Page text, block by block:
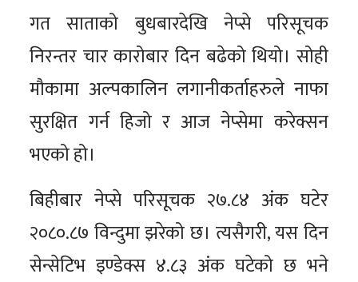
गत साताको बुधबारदेखि नेप्से परिसूचक
निरन्तर चार कारोबार दिन बढेको थियो। सोही
मौकामा अल्पकालिन लगानीकर्ताहरुले नाफा
सुरक्षित गर्न हिजो र आज नेप्सेमा करेक्सन
भएको हो।
बिहीबार नेप्से परिसूचक २७.८४ अंक घटेर
२०८०.८७ विन्दुमा झरेको छ। त्यसैगरी, यस दिन
सेन्सेटिभ इण्डेक्स ४.८३ अंक घटेको छ भने